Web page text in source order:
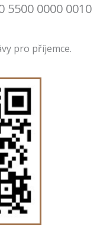
5500 0000 0010
pro příjemce.